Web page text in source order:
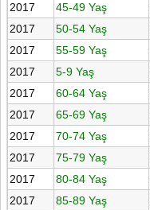
2017
45-49 Yaş
2017
50-54 Yaş
2017
55-59 Yaş
2017
5-9 Yaş
2017
60-64 Yaş
2017
65-69 Yaş
2017
70-74 Yaş
2017
75-79 Yaş
2017
80-84 Yaş
2017
85-89 Yaş